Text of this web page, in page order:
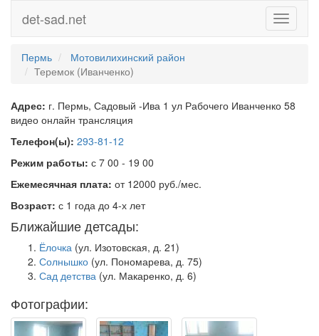
Toggle
det-sad.net
Пермь
Мотовилихинский район
Теремок (Иванченко)
Адрес: г. Пермь, Садовый -Ива 1 ул Рабочего Иванченко 58
видео онлайн трансляция
Телефон(ы): 293-81-12
Режим работы: с 7 00 - 19 00
Ежемесячная плата: от 12000 руб./мес.
Возраст: с 1 года до 4-х лет
Ближайшие детсады:
Ёлочка (ул. Изотовская, д. 21)
Солнышко (ул. Пономарева, д. 75)
Сад детства (ул. Макаренко, д. 6)
Фотографии: